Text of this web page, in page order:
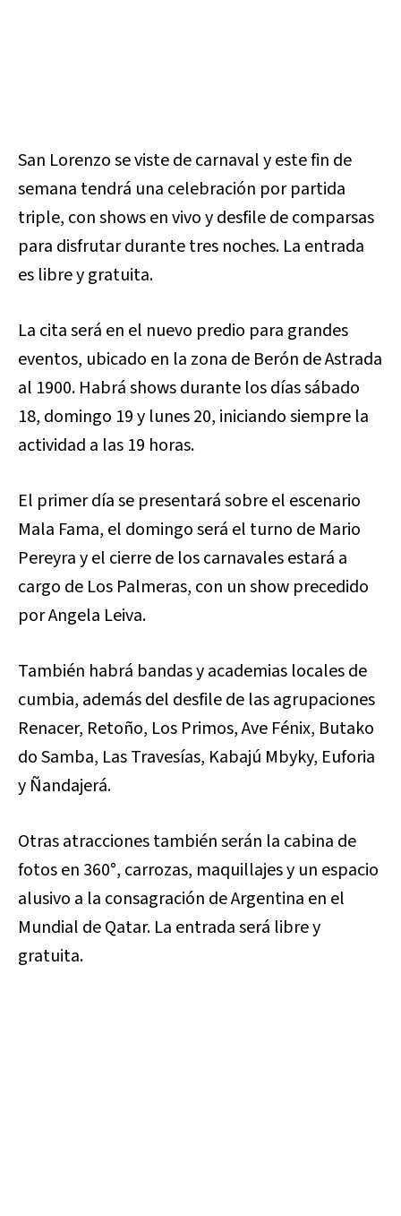
San Lorenzo se viste de carnaval y este fin de
semana tendrá una celebración por partida
triple, con shows en vivo y desfile de comparsas
para disfrutar durante tres noches. La entrada
es libre y gratuita.
La cita será en el nuevo predio para grandes
eventos, ubicado en la zona de Berón de Astrada
al 1900. Habrá shows durante los días sábado
18, domingo 19 y lunes 20, iniciando siempre la
actividad a las 19 horas.
El primer día se presentará sobre el escenario
Mala Fama, el domingo será el turno de Mario
Pereyra y el cierre de los carnavales estará a
cargo de Los Palmeras, con un show precedido
por Angela Leiva.
También habrá bandas y academias locales de
cumbia, además del desfile de las agrupaciones
Renacer, Retoño, Los Primos, Ave Fénix, Butako
do Samba, Las Travesías, Kabajú Mbyky, Euforia
y Ñandajerá.
Otras atracciones también serán la cabina de
fotos en 360°, carrozas, maquillajes y un espacio
alusivo a la consagración de Argentina en el
Mundial de Qatar. La entrada será libre y
gratuita.